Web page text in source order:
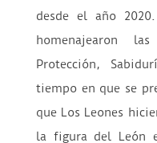
desde el año
homenajearon
Protección,
tiempo en que se
que Los Leones
la figura del León